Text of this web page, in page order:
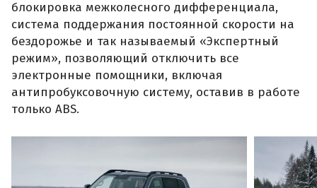
блокировка межколесного дифференциала,
система поддержания постоянной скорости на
бездорожье и так называемый «Экспертный
режим», позволяющий отключить все
электронные помощники, включая
антипробуксовочную систему, оставив в работе
только ABS.